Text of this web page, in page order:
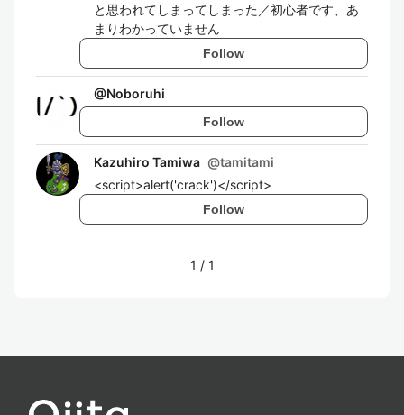
と思われてしまってしまった／初心者です、あ
まりわかっていません
Follow
@Noboruhi
Follow
Kazuhiro Tamiwa @tamitami
<script>alert('crack')</script>
Follow
1 / 1